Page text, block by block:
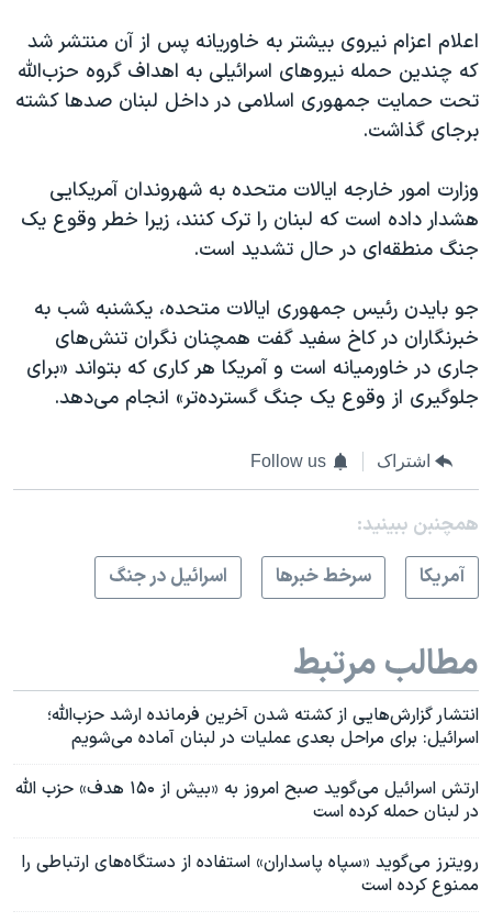
اعلام اعزام نیروی بیشتر به خاوریانه پس از آن منتشر شد
که چندین حمله نیروهای اسرائیلی به اهداف گروه حزب‌الله
تحت حمایت جمهوری اسلامی در داخل لبنان صدها کشته
برجای گذاشت.
وزارت امور خارجه ایالات متحده به شهروندان آمریکایی
هشدار داده است که لبنان را ترک کنند، زیرا خطر وقوع یک
جنگ منطقه‌ای در حال تشدید است.
جو بایدن رئیس‌ جمهوری ایالات متحده، یکشنبه شب به
خبرنگاران در کاخ سفید گفت همچنان نگران تنش‌های
جاری در خاورمیانه است و آمریکا هر کاری که بتواند «برای
جلوگیری از وقوع یک جنگ گسترده‌تر» انجام می‌دهد.
اشتراک Follow us
همچنبن ببینید:
آمريکا
سرخط خبرها اسرائیل در جنگ
مطالب مرتبط
انتشار گزارش‌هایی از کشته شدن آخرین فرمانده ارشد حزب‌الله؛
اسرائیل: برای مراحل بعدی عملیات در لبنان آماده می‌شویم
ارتش اسرائیل می‌گوید صبح امروز به «بیش از ۱۵۰ هدف» حزب الله
در لبنان حمله کرده است
رویترز می‌گوید «سپاه پاسداران» استفاده از دستگاه‌های ارتباطی را
ممنوع کرده است